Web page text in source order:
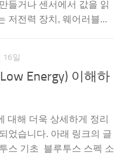
들거나 센서에서 값을 읽
저전력 장치, 웨어러블...
16일
Energy) 이해하
대해 더욱 상세하게 정리
었습니다. 아래 링크의 글
스 기초 블루투스 스펙 소